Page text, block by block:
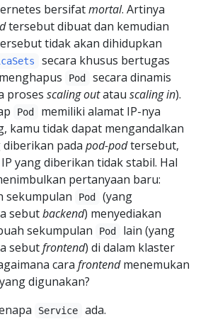
bersifatmortal. Artinya
tersebut dibuat dan kemudian
tidak akan dihidupkan
secara khusus bertugas
Pod
secara dinamis
proses scaling outatau scaling in).
Pod
memiliki alamat IP-nya
kamu tidak dapat mengandalkan
diberikan pada pod-podtersebut,
yang diberikan tidak stabil. Hal
pertanyaan baru:
sekumpulan
Pod
(yang
sebutbackend) menyediakan
sekumpulan Pod
lain (yang
sebutfrontend) di dalam klaster
cara frontendmenemukan
digunakan?
Service
ada.